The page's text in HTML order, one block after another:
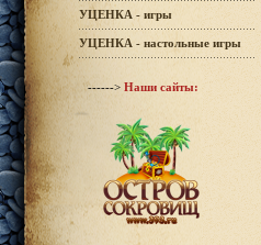
УЦЕНКА - игры
УЦЕНКА - настольные игры
------> Наши сайты: